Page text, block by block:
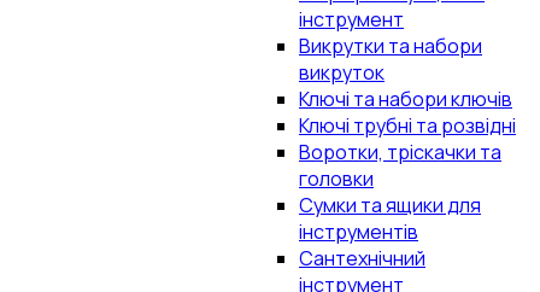
інструмент
Викрутки та набори
викруток
Ключі та набори ключів
Ключі трубні та розвідні
Воротки, тріскачки та
головки
Сумки та ящики для
інструментів
Сантехнічний
інструмент